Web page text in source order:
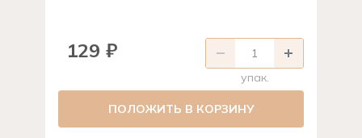
129 ₽
упак.
ПОЛОЖИТЬ В КОРЗИНУ